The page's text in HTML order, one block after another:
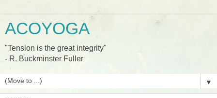
ACOYOGA
"Tension is the great integrity"
- R. Buckminster Fuller
▼